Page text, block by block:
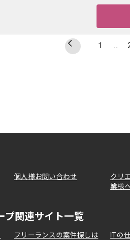
1 …
個人様お問い合わせ
クリ
業様
プ関連サイト一覧
フリーランスの案件探しは
ITの